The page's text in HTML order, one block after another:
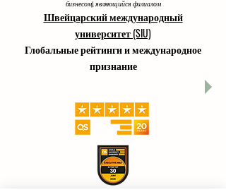
бизнесом), являющийся филиалом
Швейцарский международный
университет (SIU)
Глобальные рейтинги и международное
признание